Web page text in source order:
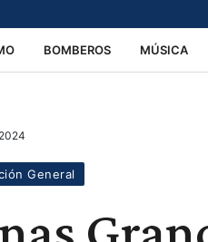
BOMBEROS MÚSICA
ACCIDENTES
General